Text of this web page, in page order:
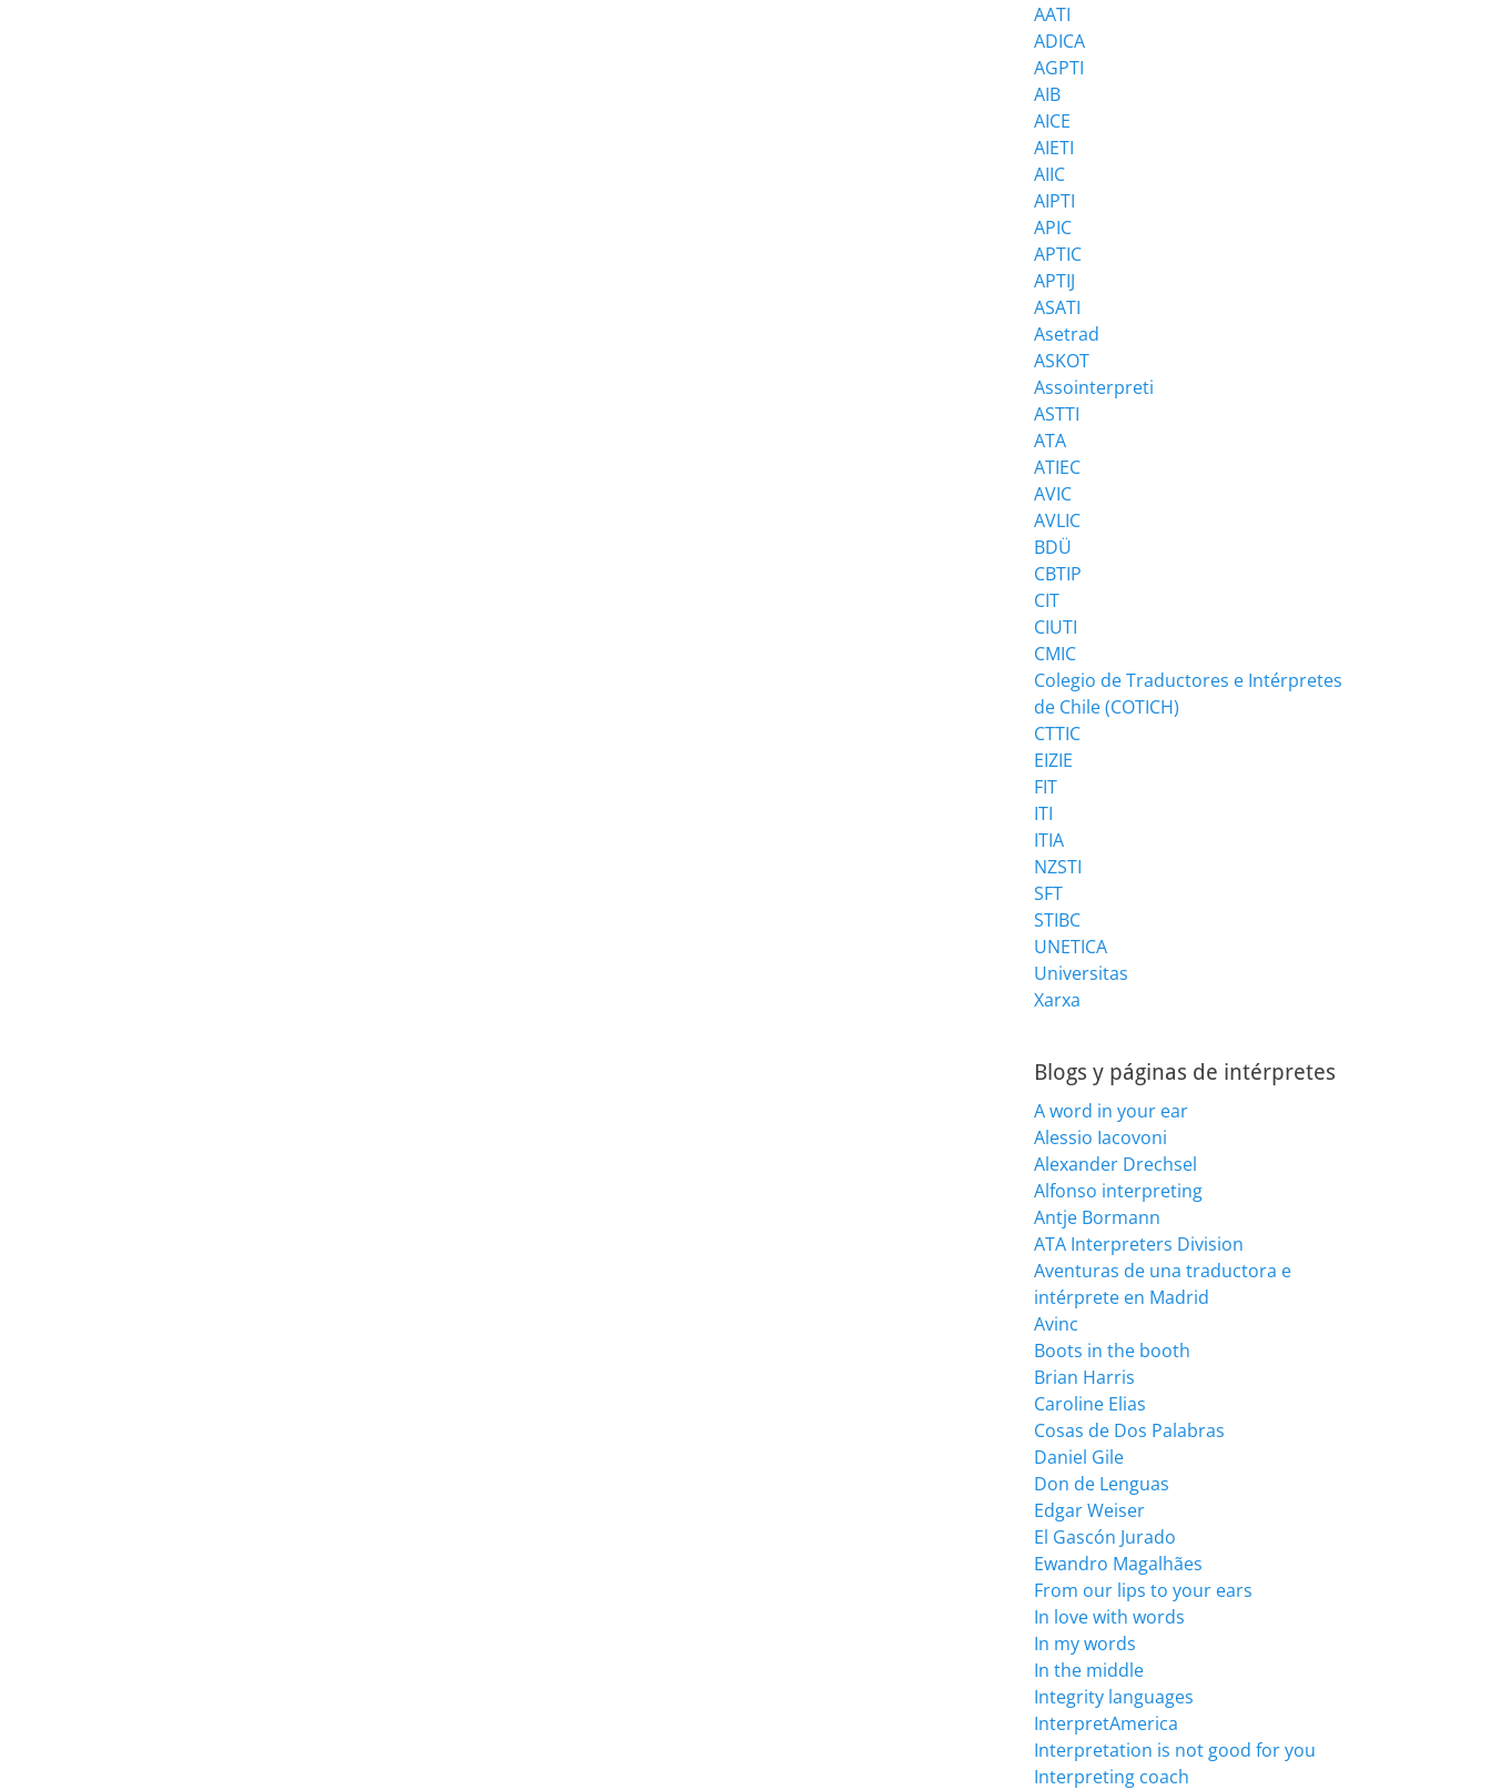
AATI
ADICA
AGPTI
AIB
AICE
AIETI
AIIC
AIPTI
APIC
APTIC
APTIJ
ASATI
Asetrad
ASKOT
Assointerpreti
ASTTI
ATA
ATIEC
AVIC
AVLIC
BDÜ
CBTIP
CIT
CIUTI
CMIC
Colegio de Traductores e Intérpretes
de Chile (COTICH)
CTTIC
EIZIE
FIT
ITI
ITIA
NZSTI
SFT
STIBC
UNETICA
Universitas
Xarxa
Blogs y páginas de intérpretes
A word in your ear
Alessio Iacovoni
Alexander Drechsel
Alfonso interpreting
Antje Bormann
ATA Interpreters Division
Aventuras de una traductora e
intérprete en Madrid
Avinc
Boots in the booth
Brian Harris
Caroline Elias
Cosas de Dos Palabras
Daniel Gile
Don de Lenguas
Edgar Weiser
El Gascón Jurado
Ewandro Magalhães
From our lips to your ears
In love with words
In my words
In the middle
Integrity languages
InterpretAmerica
Interpretation is not good for you
Interpreting coach